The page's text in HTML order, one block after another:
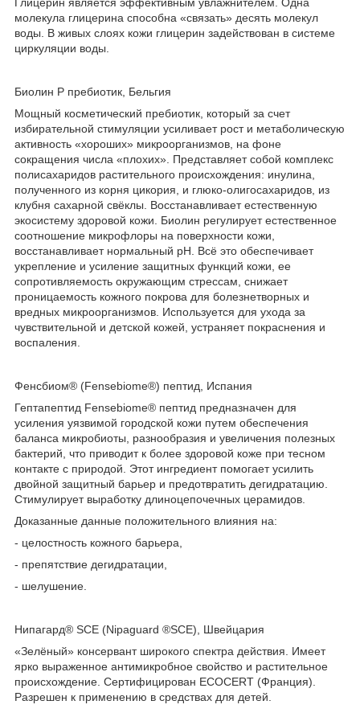
молекула глицерина способна «связать» десять молекул
воды. В живых слоях кожи глицерин задействован в системе
циркуляции воды.
Биолин Р пребиотик, Бельгия
Мощный косметический пребиотик, который за счет
избирательной стимуляции усиливает рост и метаболическую
активность «хороших» микроорганизмов, на фоне
сокращения числа «плохих». Представляет собой комплекс
полисахаридов растительного происхождения: инулина,
полученного из корня цикория, и глюко-олигосахаридов, из
клубня сахарной свёклы. Восстанавливает естественную
экосистему здоровой кожи. Биолин регулирует естественное
соотношение микрофлоры на поверхности кожи,
восстанавливает нормальный рН. Всё это обеспечивает
укрепление и усиление защитных функций кожи, ее
сопротивляемость окружающим стрессам, снижает
проницаемость кожного покрова для болезнетворных и
вредных микроорганизмов. Используется для ухода за
чувствительной и детской кожей, устраняет покраснения и
воспаления.
Фенсбиом® (Fensebiome®) пептид, Испания
Гептапептид Fensebiome® пептид предназначен для
усиления уязвимой городской кожи путем обеспечения
баланса микробиоты, разнообразия и увеличения полезных
бактерий, что приводит к более здоровой коже при тесном
контакте с природой. Этот ингредиент помогает усилить
двойной защитный барьер и предотвратить дегидратацию.
Стимулирует выработку длиноцепочечных церамидов.
Доказанные данные положительного влияния на:
- целостность кожного барьера,
- препятствие дегидратации,
- шелушение.
Нипагард® SCE (Nipaguard ®SCE), Швейцария
«Зелёный» консервант широкого спектра действия. Имеет
ярко выраженное антимикробное свойство и растительное
происхождение. Сертифицирован ECOCERT (Франция).
Разрешен к применению в средствах для детей.